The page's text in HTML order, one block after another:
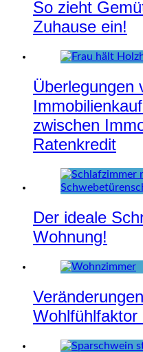
So zieht
Zuhause ein!
Überlegungen
zwischen
Ratenkredit
Der ideale
Wohnung!
Wohlfühlfaktor